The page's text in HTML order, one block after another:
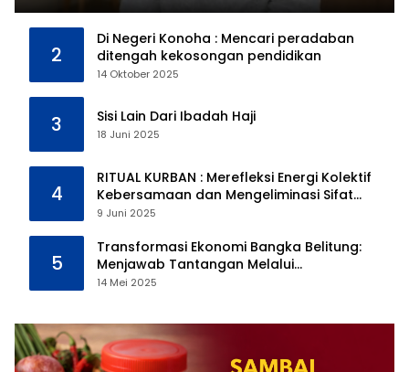
2
Di Negeri Konoha : Mencari peradaban
ditengah kekosongan pendidikan
14 Oktober 2025
3 Sisi Lain Dari Ibadah Haji
18 Juni 2025
4
RITUAL KURBAN : Merefleksi Energi Kolektif
Kebersamaan dan Mengeliminasi Sifat
Kebinatangan Manusia
9 Juni 2025
5
Transformasi Ekonomi Bangka Belitung:
Menjawab Tantangan Melalui
Pengelolaan Sumber Daya Alam yang
14 Mei 2025